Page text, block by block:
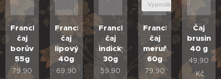
Franck
čaj
borůvka
55g
79,90
Franck
čaj
lipový
40g
69,90
Franck
čaj
indický
30g
59,90
Franck
čaj
meruňka
60g
Vyprodáno
79,90
Čaj
brusinka
40 g
49,90
Kč